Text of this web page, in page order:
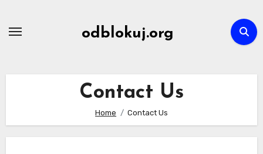
odblokuj.org
Contact Us
Home Contact Us